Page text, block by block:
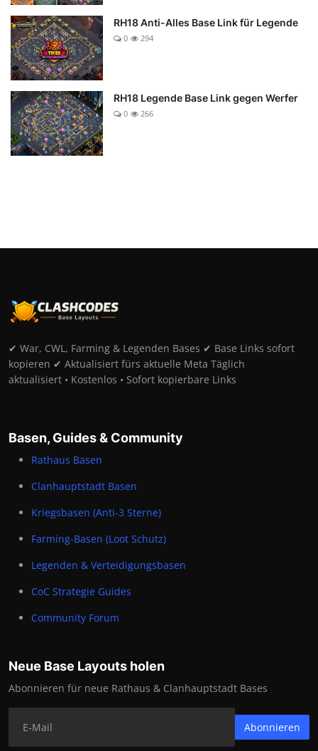
RH18 Anti-Alles Base Link für Legende
0 294
RH18 Legende Base Link gegen Werfer
0 266
✔ War, CWL, Farming & Legenden Bases ✔ Base Links sofort
kopieren ✔ Aktualisiert fürs aktuelle Meta Täglich
aktualisiert • Kostenlos • Sofort kopierbare Links
Basen, Guides & Community
Rathaus Basen
Clanhauptstadt Basen
Kriegsbasen (Anti-3 Sterne)
Farming-Basen (Loot Schutz)
Legenden & Verteidigungsbasen
CoC Strategie Guides
Community Forum
Neue Base Layouts holen
Abonnieren für neue Rathaus & Clanhauptstadt Bases
Abonnieren